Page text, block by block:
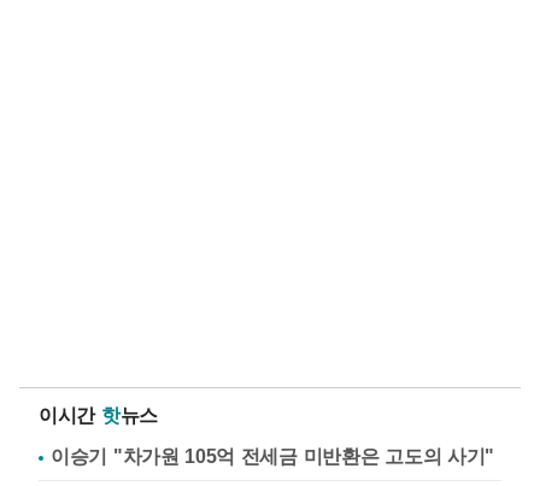
이시간 핫뉴스
이승기 "차가원 105억 전세금 미반환은 고도의 사기"